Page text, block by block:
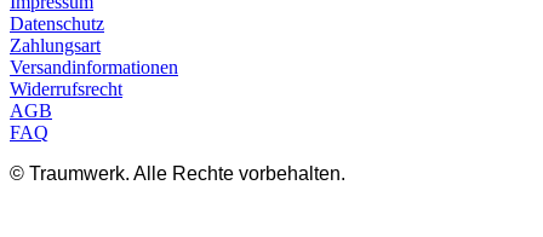
Datenschutz
Zahlungsart
Versandinformationen
Widerrufsrecht
AGB
FAQ
© Traumwerk. Alle Rechte vorbehalten.